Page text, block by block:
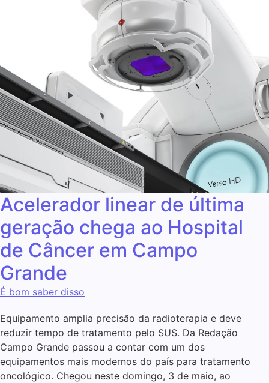
Acelerador linear de última
geração chega ao Hospital
de Câncer em Campo
Grande
É bom saber disso
Equipamento amplia precisão da radioterapia e deve
reduzir tempo de tratamento pelo SUS. Da Redação
Campo Grande passou a contar com um dos
equipamentos mais modernos do país para tratamento
oncológico. Chegou neste domingo, 3 de maio, ao